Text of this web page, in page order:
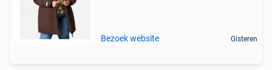
Bezoek website Gisteren